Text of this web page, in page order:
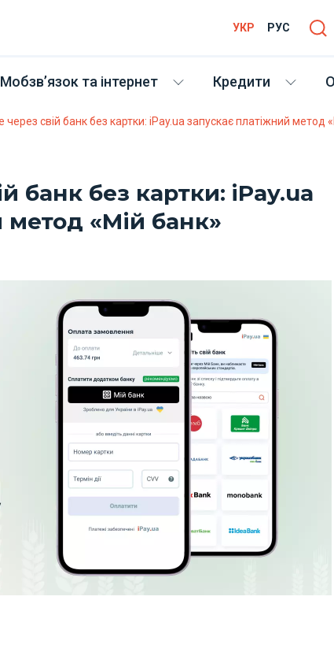
УКР РУС
Мобзв’язок та інтернет Кредити
через свій банк без картки: iPay.ua запускає платіжний метод
банк без картки: iPay.ua
метод «Мій банк»